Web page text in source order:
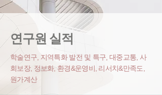
연구원 실적
학술연구, 지역특화 발전 및 특구, 대중교통, 사
회보장, 정보화, 환경&운영비 , 리서치&만족도,
원가계산